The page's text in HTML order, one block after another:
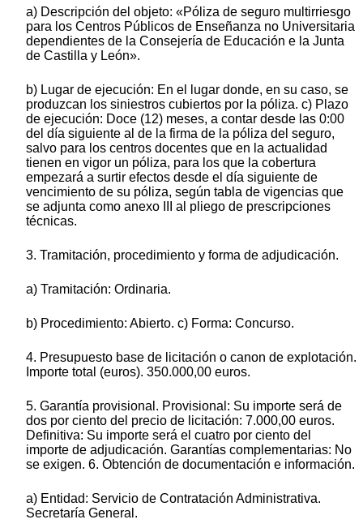
a) Descripción del objeto: «Póliza de seguro multirriesgo
para los Centros Públicos de Enseñanza no Universitaria
dependientes de la Consejería de Educación e la Junta
de Castilla y León».
b) Lugar de ejecución: En el lugar donde, en su caso, se
produzcan los siniestros cubiertos por la póliza. c) Plazo
de ejecución: Doce (12) meses, a contar desde las 0:00
del día siguiente al de la firma de la póliza del seguro,
salvo para los centros docentes que en la actualidad
tienen en vigor un póliza, para los que la cobertura
empezará a surtir efectos desde el día siguiente de
vencimiento de su póliza, según tabla de vigencias que
se adjunta como anexo III al pliego de prescripciones
técnicas.
3. Tramitación, procedimiento y forma de adjudicación.
a) Tramitación: Ordinaria.
b) Procedimiento: Abierto. c) Forma: Concurso.
4. Presupuesto base de licitación o canon de explotación.
Importe total (euros). 350.000,00 euros.
5. Garantía provisional. Provisional: Su importe será de
dos por ciento del precio de licitación: 7.000,00 euros.
Definitiva: Su importe será el cuatro por ciento del
importe de adjudicación. Garantías complementarias: No
se exigen. 6. Obtención de documentación e información.
a) Entidad: Servicio de Contratación Administrativa.
Secretaría General.